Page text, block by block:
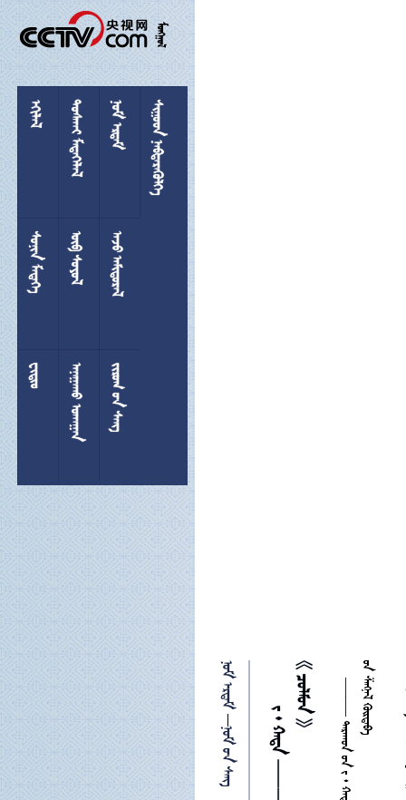

 

 
 
 
 
 
  
 
 

 
